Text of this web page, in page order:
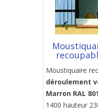
Moustiquaire
déroulement
Marron RAL
1400 hauteur